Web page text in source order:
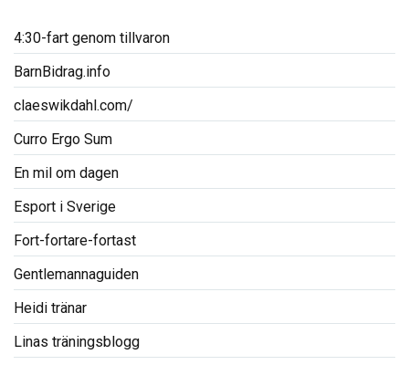
4:30-fart genom tillvaron
BarnBidrag.info
claeswikdahl.com/
Curro Ergo Sum
En mil om dagen
Esport i Sverige
Fort-fortare-fortast
Gentlemannaguiden
Heidi tränar
Linas träningsblogg